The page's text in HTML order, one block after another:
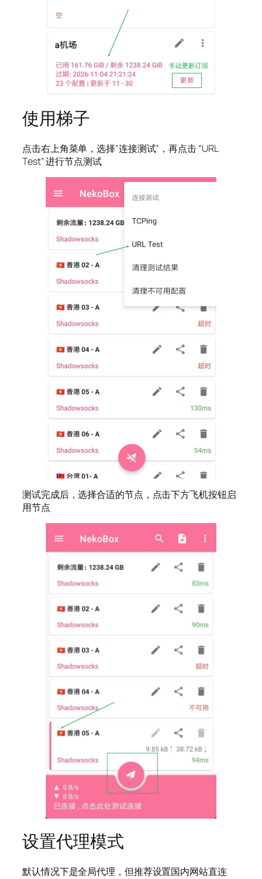
使用梯子
点击右上角菜单，选择“连接测试”，再点击 “URL
Test” 进行节点测试
测试完成后，选择合适的节点，点击下方飞机按钮启
用节点
设置代理模式
默认情况下是全局代理，但推荐设置国内网站直连